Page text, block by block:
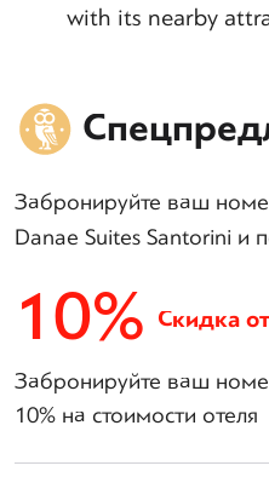
with its nearby
Забронируйте ваш
Danae Suites Santorini и
10% Скидка
Забронируйте ваш
10% на стоимости отеля